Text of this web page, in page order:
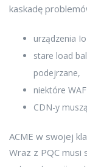
kaskadę
urządzenia
stare load
podejrzane,
niektóre
CDN-y
ACME w swojej
Wraz z PQC musi